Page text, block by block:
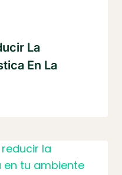
La
En La